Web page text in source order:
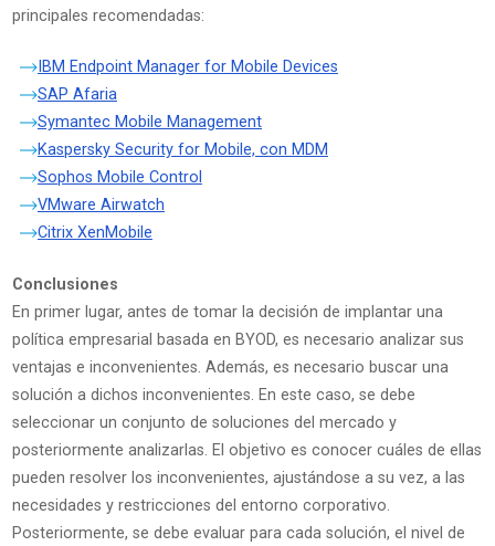
principales recomendadas:
IBM Endpoint Manager for Mobile Devices
SAP Afaria
Symantec Mobile Management
Kaspersky Security for Mobile, con MDM
Sophos Mobile Control
VMware Airwatch
Citrix XenMobile
Conclusiones
En primer lugar, antes de tomar la decisión de implantar una
política empresarial basada en BYOD, es necesario analizar sus
ventajas e inconvenientes. Además, es necesario buscar una
solución a dichos inconvenientes. En este caso, se debe
seleccionar un conjunto de soluciones del mercado y
posteriormente analizarlas. El objetivo es conocer cuáles de ellas
pueden resolver los inconvenientes, ajustándose a su vez, a las
necesidades y restricciones del entorno corporativo.
Posteriormente, se debe evaluar para cada solución, el nivel de